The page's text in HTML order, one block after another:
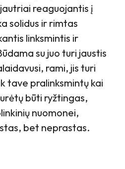
reaguojantis į
solidus ir rimtas
linksmintis ir
su juo turi jaustis
rami, jis turi
tave pralinksmintų kai
būti ryžtingas,
nuomonei,
bet neprastas.